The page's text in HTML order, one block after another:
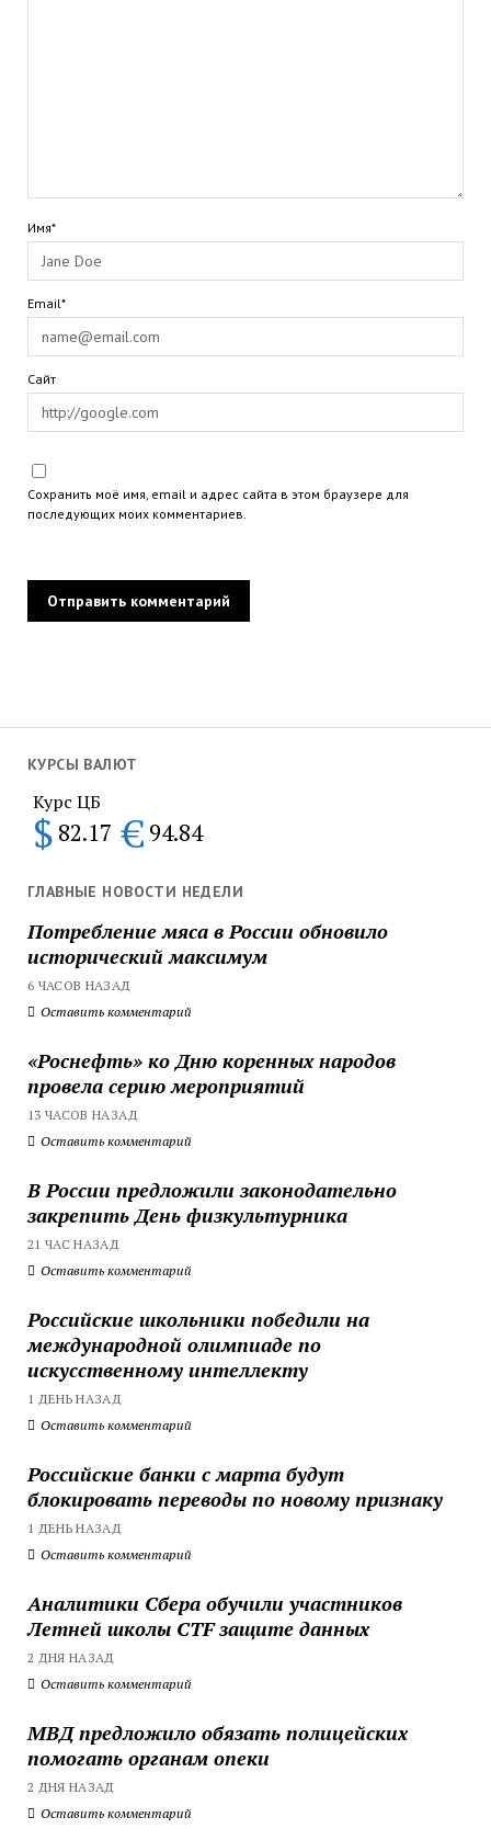
КУРСЫ ВАЛЮТ
Курс ЦБ
$ 82.17 € 94.84
ГЛАВНЫЕ НОВОСТИ НЕДЕЛИ
Потребление мяса в России обновило
исторический максимум
6 ЧАСОВ НАЗАД
Оставить комментарий
«Роснефть» ко Дню коренных народов
провела серию мероприятий
13 ЧАСОВ НАЗАД
Оставить комментарий
В России предложили законодательно
закрепить День физкультурника
21 ЧАС НАЗАД
Оставить комментарий
Российские школьники победили на
международной олимпиаде по
искусственному интеллекту
1 ДЕНЬ НАЗАД
Оставить комментарий
Российские банки с марта будут
блокировать переводы по новому признаку
1 ДЕНЬ НАЗАД
Оставить комментарий
Аналитики Сбера обучили участников
Летней школы CTF защите данных
2 ДНЯ НАЗАД
Оставить комментарий
МВД предложило обязать полицейских
помогать органам опеки
2 ДНЯ НАЗАД
Оставить комментарий
Имя*
Email*
Сайт
Сохранить моё имя, email и адрес сайта в этом браузере для
последующих моих комментариев.